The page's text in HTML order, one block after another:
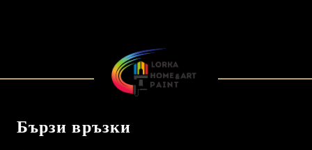
Бързи връзки